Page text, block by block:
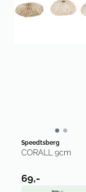
Speedtsberg
CORALL 9cm
69,-